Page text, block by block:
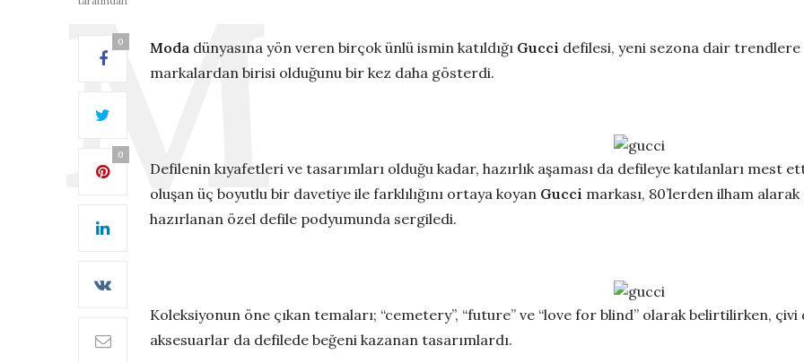
0
0
Moda dünyasına yön veren birçok ünlü ismin katıldığı Gucci defilesi, yeni sezona dair
markalardan birisi olduğunu bir kez daha gösterdi.
Defilenin kıyafetleri ve tasarımları olduğu kadar, hazırlık aşaması da defileye katılanları mest
oluşan üç boyutlu bir davetiye ile farklılığını ortaya koyan Gucci markası, 80’lerden ilham
hazırlanan özel defile podyumunda sergiledi.
Koleksiyonun öne çıkan temaları; “cemetery”, “future” ve “love for blind” olarak belirtilirken,
aksesuarlar da defilede beğeni kazanan tasarımlardı.